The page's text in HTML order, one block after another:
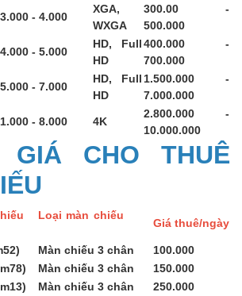
3.000 - 4.000
XGA,
WXGA
300.00 -
500.000
4.000 - 5.000
HD, Full
HD
400.000 -
700.000
5.000 - 7.000
HD, Full
HD
1.500.000 -
7.000.000
1.000 - 8.000 4K
2.800.000 -
10.000.000
GIÁ CHO THUÊ
Loại màn chiếu
Giá thuê/ngày
Màn chiếu 3 chân
100.000
Màn chiếu 3 chân
150.000
Màn chiếu 3 chân
250.000